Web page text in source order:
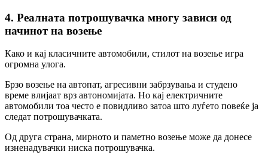
4. Реалната потрошувачка многу зависи од
начинот на возење
Како и кај класичните автомобили, стилот на возење игра
огромна улога.
Брзо возење на автопат, агресивни забрзувања и студено
време влијаат врз автономијата. Но кај електричните
автомобили тоа често е повидливо затоа што луѓето повеќе ја
следат потрошувачката.
Од друга страна, мирното и паметно возење може да донесе
изненадувачки ниска потрошувачка.